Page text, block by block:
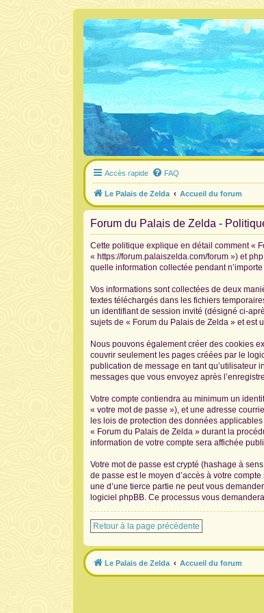
Accès rapide FAQ
Le Palais de Zelda Accueil du forum
Forum du Palais de Zelda -
Cette politique explique en détail comment «
« https://forum.palaiszelda.com/forum ») et
quelle information collectée pendant
Vos informations sont collectées de deux
textes téléchargés dans les fichiers
un identifiant de session invité (désigné ci-
sujets de « Forum du Palais de Zelda » et est
Nous pouvons également créer des cookies
couvrir seulement les pages créées par le
publication de message en tant qu’utilisateur
messages que vous envoyez après
Votre compte contiendra au minimum un
« votre mot de passe »), et une adresse
les lois de protection des données
« Forum du Palais de Zelda » durant la
information de votre compte sera affichée
Votre mot de passe est crypté (hashage à
de passe est le moyen d’accès à votre
une d’une tierce partie ne peut vous
logiciel phpBB. Ce processus vous
Retour à la page précédente
Le Palais de Zelda Accueil du forum